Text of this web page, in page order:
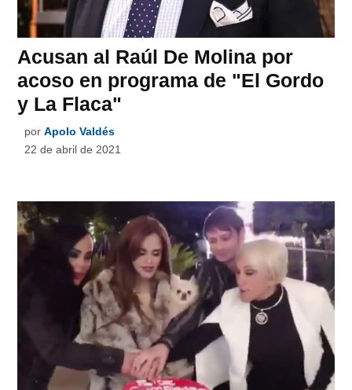
Acusan al Raúl De Molina por
acoso en programa de "El Gordo
y La Flaca"
por Apolo Valdés
22 de abril de 2021